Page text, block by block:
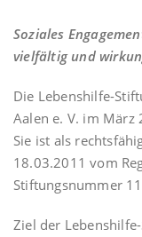
Soziales
vielfältig und
Die Lebenshilfe-
Aalen e. V. im März
Sie ist als
18.03.2011 vom
Stiftungsnummer
Ziel der